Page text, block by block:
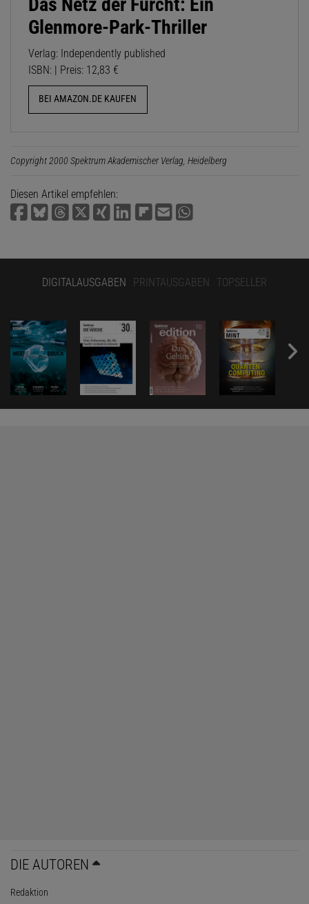
Glenmore-Park-Thriller
Verlag: Independently published
ISBN: | Preis: 12,83 €
BEI AMAZON.DE KAUFEN
Copyright 2000 Spektrum Akademischer Verlag, Heidelberg
Diesen Artikel empfehlen:
DIGITALAUSGABEN PRINTAUSGABEN TOPSELLER
DIE AUTOREN
Redaktion